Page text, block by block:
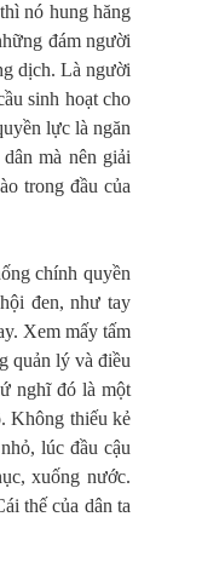
nó hung hăng
đám người
dịch. Là người
sinh hoạt cho
lực là ngăn
mà nên giải
trong đầu của
chính quyền
đen, như tay
Xem mấy tấm
quản lý và điều
nghĩ đó là một
Không thiếu kẻ
lúc đầu cậu
xuống nước.
thế của dân ta